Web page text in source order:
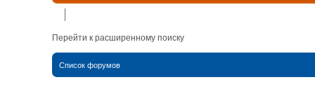
Перейти к расширенному поиску
Список форумов